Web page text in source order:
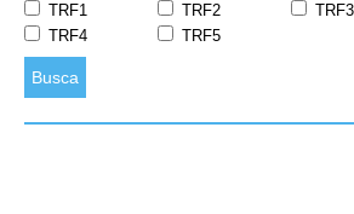
TRF1
TRF2
TRF3
TRF4
TRF5
Busca